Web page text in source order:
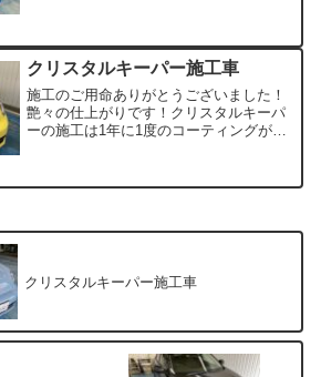
クリスタルキーパー施工車
施工のご用命ありがとうございました！
艶々の仕上がりです！クリスタルキーパ
ーの施工は1年に1度のコーティングがオ
クリスタルキーパー施工車